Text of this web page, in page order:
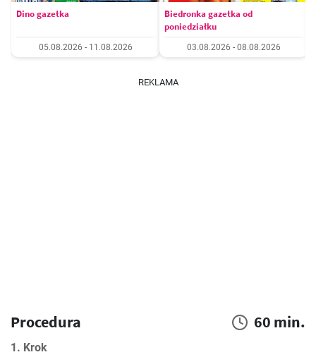
Dino gazetka
05.08.2026 - 11.08.2026
Biedronka gazetka od
poniedziałku
03.08.2026 - 08.08.2026
REKLAMA
Procedura 60 min.
1. Krok